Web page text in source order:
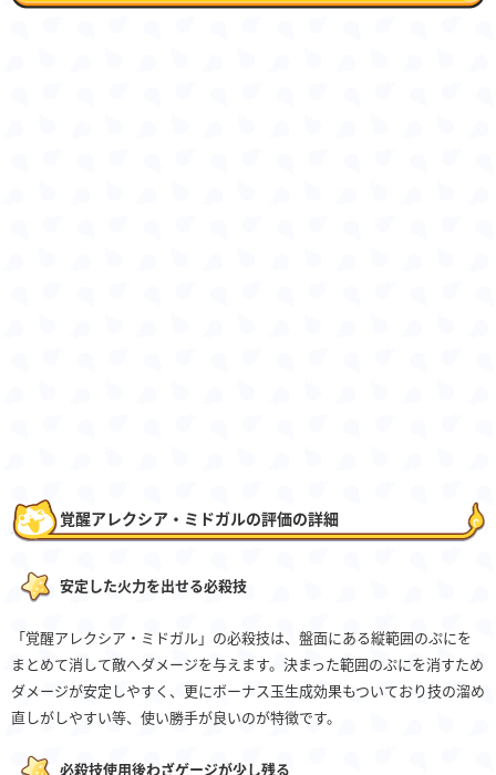
覚醒アレクシア・ミドガルの評価の詳細
安定した火力を出せる必殺技
「覚醒アレクシア・ミドガル」の必殺技は、盤面にある縦範囲のぷにを
まとめて消して敵へダメージを与えます。決まった範囲のぷにを消すため
ダメージが安定しやすく、更にボーナス玉生成効果もついており技の溜め
直しがしやすい等、使い勝手が良いのが特徴です。
必殺技使用後わざゲージが少し残る